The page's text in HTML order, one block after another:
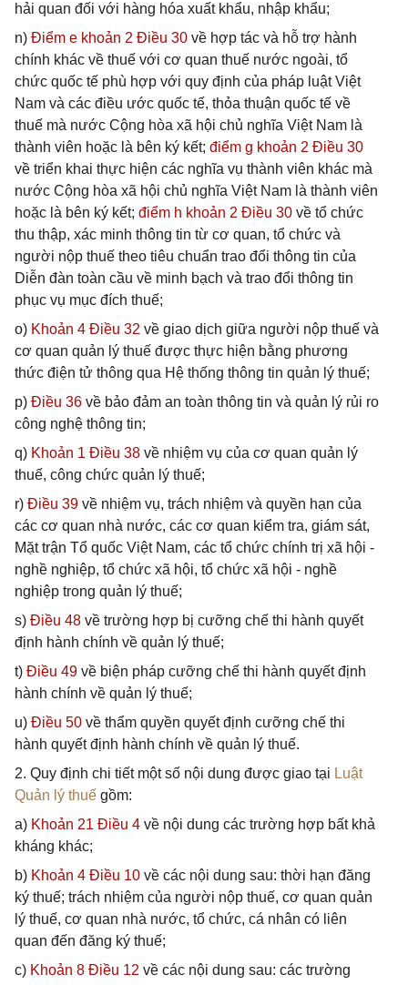
hải quan đối với hàng hóa xuất khẩu, nhập khẩu;
n) Điểm e khoản 2 Điều 30 về hợp tác và hỗ trợ hành
chính khác về thuế với cơ quan thuế nước ngoài, tổ
chức quốc tế phù hợp với quy định của pháp luật Việt
Nam và các điều ước quốc tế, thỏa thuận quốc tế về
thuế mà nước Cộng hòa xã hội chủ nghĩa Việt Nam là
thành viên hoặc là bên ký kết; điểm g khoản 2 Điều 30
về triển khai thực hiện các nghĩa vụ thành viên khác mà
nước Cộng hòa xã hội chủ nghĩa Việt Nam là thành viên
hoặc là bên ký kết; điểm h khoản 2 Điều 30 về tổ chức
thu thập, xác minh thông tin từ cơ quan, tổ chức và
người nộp thuế theo tiêu chuẩn trao đổi thông tin của
Diễn đàn toàn cầu về minh bạch và trao đổi thông tin
phục vụ mục đích thuế;
o) Khoản 4 Điều 32 về giao dịch giữa người nộp thuế và
cơ quan quản lý thuế được thực hiện bằng phương
thức điện tử thông qua Hệ thống thông tin quản lý thuế;
p) Điều 36 về bảo đảm an toàn thông tin và quản lý rủi ro
công nghệ thông tin;
q) Khoản 1 Điều 38 về nhiệm vụ của cơ quan quản lý
thuế, công chức quản lý thuế;
r) Điều 39 về nhiệm vụ, trách nhiệm và quyền hạn của
các cơ quan nhà nước, các cơ quan kiểm tra, giám sát,
Mặt trận Tổ quốc Việt Nam, các tổ chức chính trị xã hội -
nghề nghiệp, tổ chức xã hội, tổ chức xã hội - nghề
nghiệp trong quản lý thuế;
s) Điều 48 về trường hợp bị cưỡng chế thi hành quyết
định hành chính về quản lý thuế;
t) Điều 49 về biện pháp cưỡng chế thi hành quyết định
hành chính về quản lý thuế;
u) Điều 50 về thẩm quyền quyết định cưỡng chế thi
hành quyết định hành chính về quản lý thuế.
2. Quy định chi tiết một số nội dung được giao tại Luật
Quản lý thuế gồm:
a) Khoản 21 Điều 4 về nội dung các trường hợp bất khả
kháng khác;
b) Khoản 4 Điều 10 về các nội dung sau: thời hạn đăng
ký thuế; trách nhiệm của người nộp thuế, cơ quan quản
lý thuế, cơ quan nhà nước, tổ chức, cá nhân có liên
quan đến đăng ký thuế;
c) Khoản 8 Điều 12 về các nội dung sau: các trường